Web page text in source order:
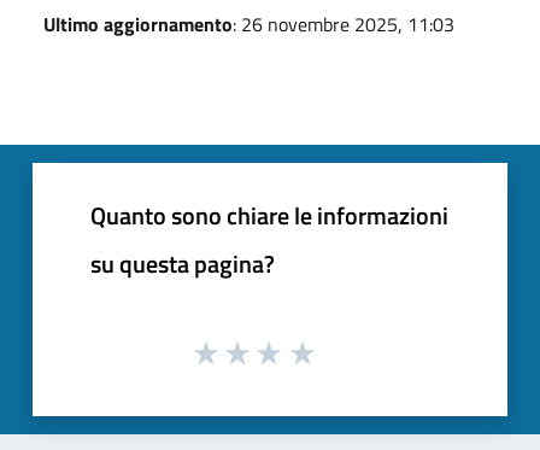
Ultimo aggiornamento: 26 novembre 2025, 11:03
Quanto sono chiare le informazioni
su questa pagina?